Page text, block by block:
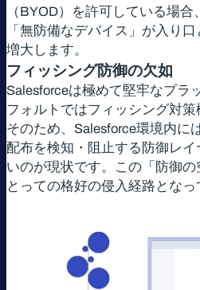
（BYOD）を許可している場
「無防備なデバイス」が入り
増大します。
フィッシング防御の欠如
Salesforceは極めて堅牢なプラ
フォルトではフィッシング対策
そのため、Salesforce環境内に
配布を検知・阻止する防御レ
いのが現状です。この「防御
とっての格好の侵入経路となっ